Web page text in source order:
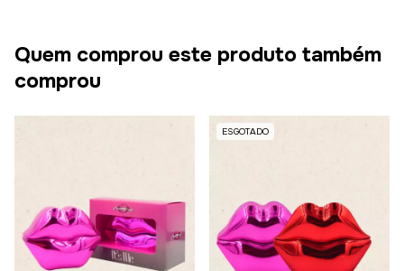
Quem comprou este produto também
comprou
ESGOTADO